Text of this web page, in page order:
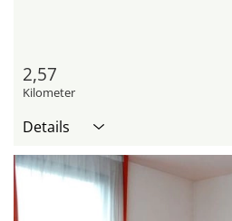
2,57
Kilometer
Details